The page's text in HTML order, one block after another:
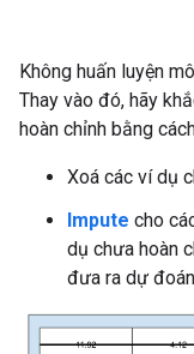
Không huấn luyện
Thay vào đó, hãy
hoàn chỉnh bằng
Xoá các ví dụ
Impute cho
dụ chưa hoàn
đưa ra dự